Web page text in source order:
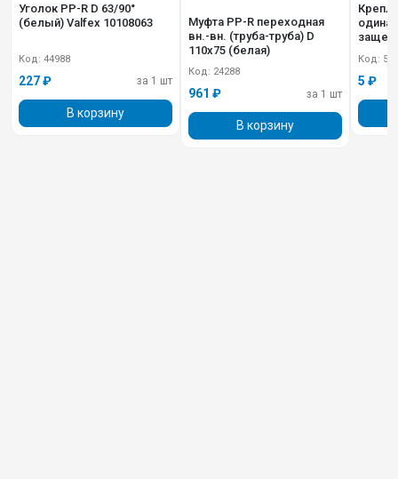
Уголок PP-R D 63/90°
(белый) Valfex 10108063
Код: 44988
227 ₽ за 1 шт
В корзину
Муфта PP-R переходная
вн.-вн. (труба-труба) D
110х75 (белая)
Код: 24288
961 ₽ за 1 шт
В корзину
Код:
5 ₽